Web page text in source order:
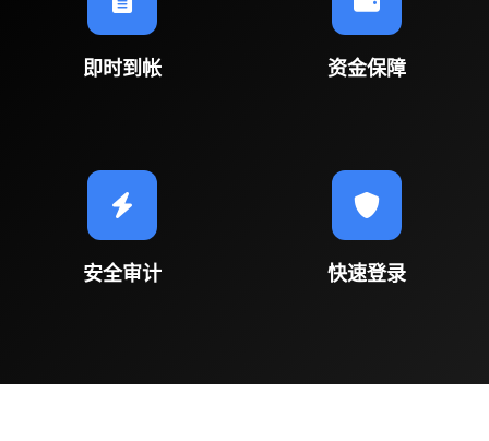
即时到帐 资金保障
安全审计 快速登录